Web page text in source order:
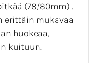
(78/80mm) .
erittäin mukavaa
huokeaa,
kuituun.